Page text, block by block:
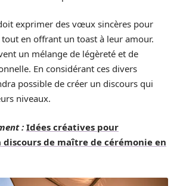
exprimer des vœux sincères pour
tout en offrant un toast à leur amour.
un mélange de légèreté et de
En considérant ces divers
possible de créer un discours qui
niveaux.
: Idées créatives pour
de maître de cérémonie en